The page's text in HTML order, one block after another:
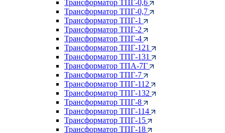
Трансформатор ТПГ-0,6
Трансформатор ТПГ-0,7
Трансформатор ТПГ-1
Трансформатор ТПГ-2
Трансформатор ТПГ-4
Трансформатор ТПГ-121
Трансформатор ТПГ-131
Трансформатор ТПА-7Г
Трансформатор ТПГ-7
Трансформатор ТПГ-112
Трансформатор ТПГ-132
Трансформатор ТПГ-8
Трансформатор ТПГ-114
Трансформатор ТПГ-15
Трансформатор ТПГ-18